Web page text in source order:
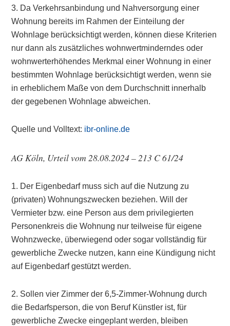
3. Da Verkehrsanbindung und Nahversorgung einer
Wohnung bereits im Rahmen der Einteilung der
Wohnlage berücksichtigt werden, können diese Kriterien
nur dann als zusätzliches wohnwertminderndes oder
wohnwerterhöhendes Merkmal einer Wohnung in einer
bestimmten Wohnlage berücksichtigt werden, wenn sie
in erheblichem Maße von dem Durchschnitt innerhalb
der gegebenen Wohnlage abweichen.
Quelle und Volltext: ibr-online.de
AG Köln, Urteil vom 28.08.2024 – 213 C 61/24
1. Der Eigenbedarf muss sich auf die Nutzung zu
(privaten) Wohnungszwecken beziehen. Will der
Vermieter bzw. eine Person aus dem privilegierten
Personenkreis die Wohnung nur teilweise für eigene
Wohnzwecke, überwiegend oder sogar vollständig für
gewerbliche Zwecke nutzen, kann eine Kündigung nicht
auf Eigenbedarf gestützt werden.
2. Sollen vier Zimmer der 6,5-Zimmer-Wohnung durch
die Bedarfsperson, die von Beruf Künstler ist, für
gewerbliche Zwecke eingeplant werden, bleiben